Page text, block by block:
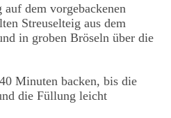
dem vorgebackenen
Streuselteig aus dem
in groben Bröseln über die
Minuten backen, bis die
die Füllung leicht